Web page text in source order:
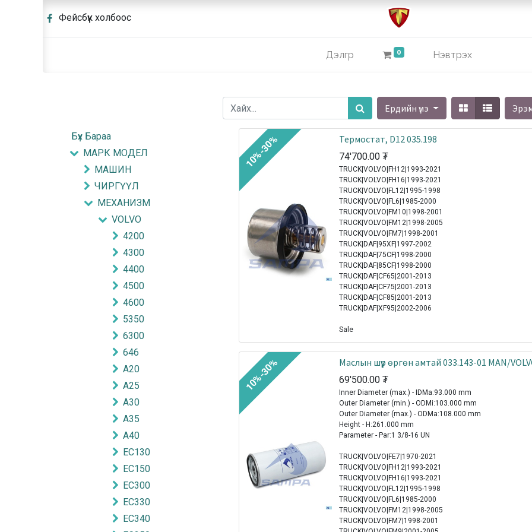
Фейсбүүк холбоос
Дэлгүүр 0 Нэвтрэх
Ердийн үнэ
Бүх Бараа
МАРК МОДЕЛ
МАШИН
ЧИРГҮҮЛ
МЕХАНИЗМ
VOLVO
4200
4300
4400
4500
4600
5350
6300
646
A20
A25
A30
A35
A40
EC130
EC150
EC300
EC330
EC340
Термостат, D12 035.198
74'700.00 ₮
TRUCK|VOLVO|FH12|1993-2021
TRUCK|VOLVO|FH16|1993-2021
TRUCK|VOLVO|FL12|1995-1998
TRUCK|VOLVO|FL6|1985-2000
TRUCK|VOLVO|FM10|1998-2001
TRUCK|VOLVO|FM12|1998-2005
TRUCK|VOLVO|FM7|1998-2001
TRUCK|DAF|95XF|1997-2002
TRUCK|DAF|75CF|1998-2000
TRUCK|DAF|85CF|1998-2000
TRUCK|DAF|CF65|2001-2013
TRUCK|DAF|CF75|2001-2013
TRUCK|DAF|CF85|2001-2013
TRUCK|DAF|XF95|2002-2006
Sale
10%-30%
Mаслын шүүр өргөн амтай 033.143-01 MAN/
69'500.00 ₮
Inner Diameter (max.) - IDMa:93.000 mm
Outer Diameter (min.) - ODMi:103.000 mm
Outer Diameter (max.) - ODMa:108.000 mm
Height - H:261.000 mm
Parameter - Par:1 3/8-16 UN
TRUCK|VOLVO|FE7|1970-2021
TRUCK|VOLVO|FH12|1993-2021
TRUCK|VOLVO|FH16|1993-2021
TRUCK|VOLVO|FL12|1995-1998
TRUCK|VOLVO|FL6|1985-2000
TRUCK|VOLVO|FM12|1998-2005
TRUCK|VOLVO|FM7|1998-2001
10%-30%